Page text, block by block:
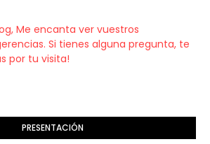
Me encanta ver vuestros
Si tienes alguna pregunta, te
por tu visita!
PRESENTACIÓN